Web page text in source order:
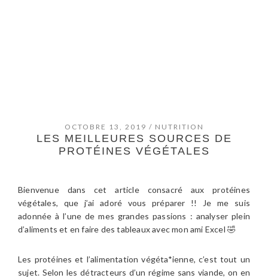
OCTOBRE 13, 2019 / NUTRITION
LES MEILLEURES SOURCES DE
PROTÉINES VÉGÉTALES
Bienvenue dans cet article consacré aux protéines
végétales, que j’ai adoré vous préparer !! Je me suis
adonnée à l’une de mes grandes passions : analyser plein
d’aliments et en faire des tableaux avec mon ami Excel 🤣
Les protéines et l’alimentation végéta*ienne, c’est tout un
sujet. Selon les détracteurs d’un régime sans viande, on en